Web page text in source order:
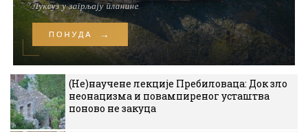
(Не)научене лекције Пребиловаца: Док зло
неонацизма и повампиреног усташтва
поново не закуца